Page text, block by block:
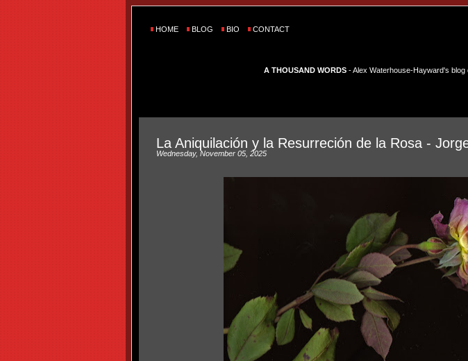
HOME BLOG BIO CONTACT
A THOUSAND WORDS- Alex Waterhouse-Hayward's blog
La Aniquilación y la Resurreción de la Rosa -
Wednesday, November 05, 2025